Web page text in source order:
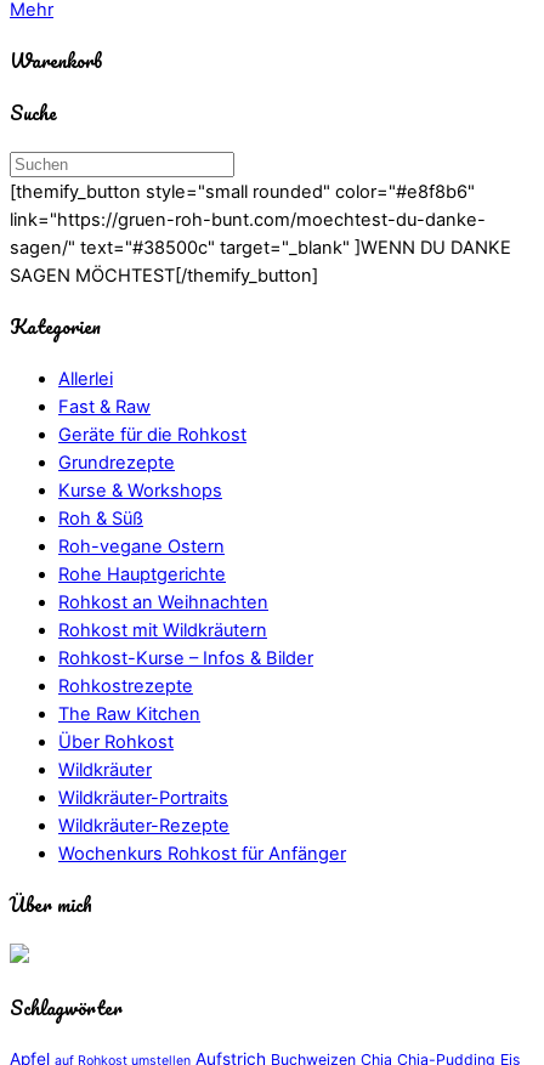
Mehr
Warenkorb
Suche
[themify_button style="small rounded" color="#e8f8b6"
link="https://gruen-roh-bunt.com/moechtest-du-danke-
sagen/" text="#38500c" target="_blank" ]WENN DU DANKE
SAGEN MÖCHTEST[/themify_button]
Kategorien
Allerlei
Fast & Raw
Geräte für die Rohkost
Grundrezepte
Kurse & Workshops
Roh & Süß
Roh-vegane Ostern
Rohe Hauptgerichte
Rohkost an Weihnachten
Rohkost mit Wildkräutern
Rohkost-Kurse – Infos & Bilder
Rohkostrezepte
The Raw Kitchen
Über Rohkost
Wildkräuter
Wildkräuter-Portraits
Wildkräuter-Rezepte
Wochenkurs Rohkost für Anfänger
Über mich
Schlagwörter
Apfel auf Rohkost umstellen Aufstrich Buchweizen Chia Chia-Pudding Eis